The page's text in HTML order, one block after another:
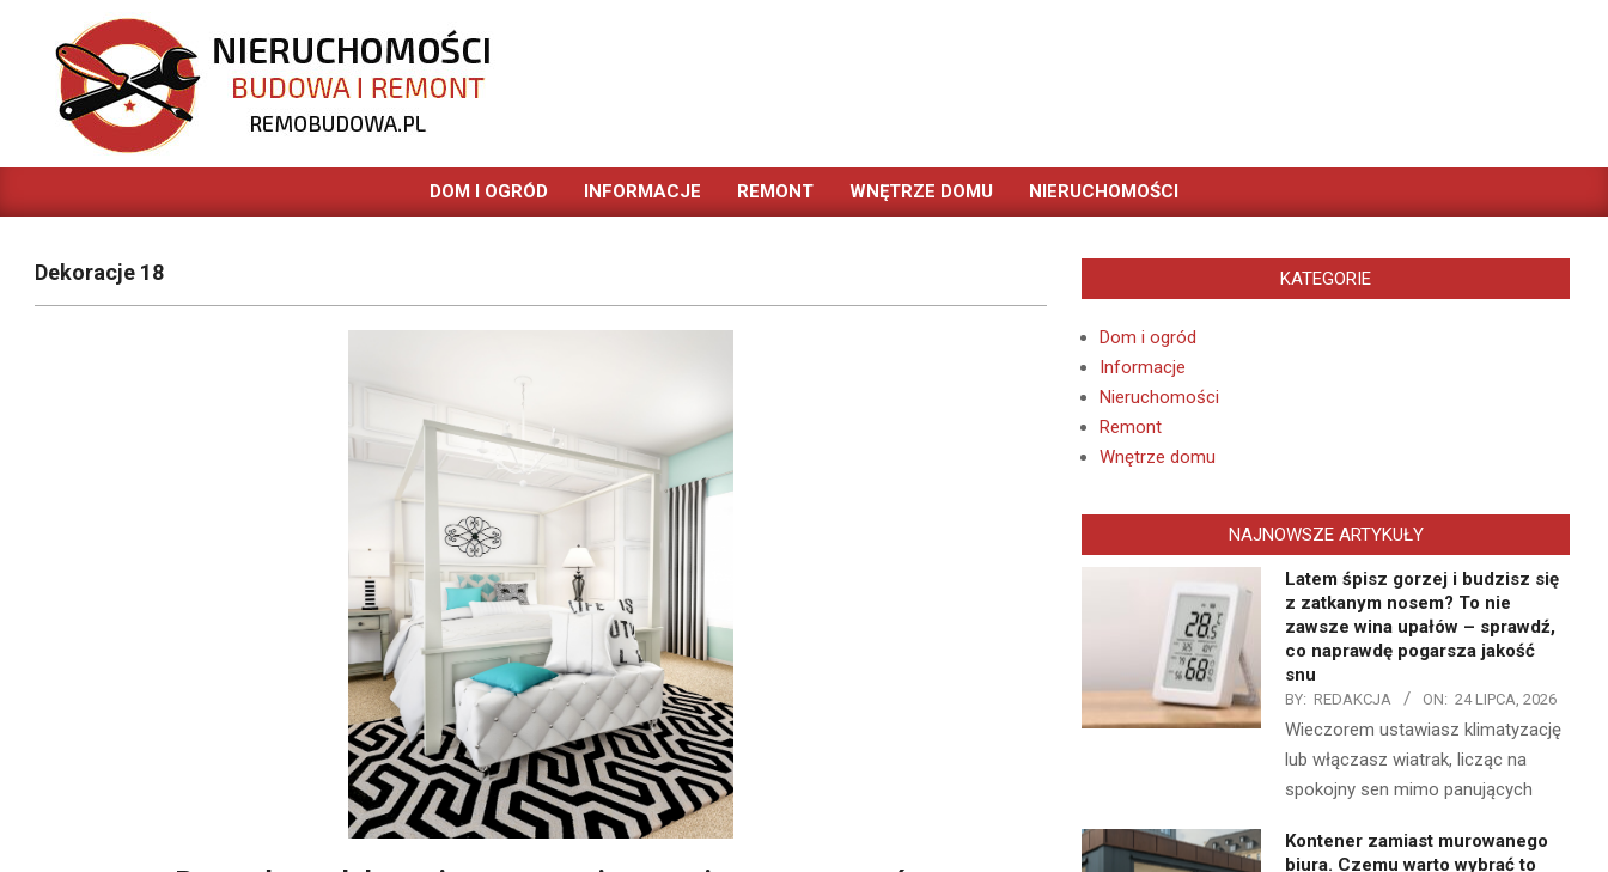
content
REMOBUDOWA.PL
Primary
DOM I OGRÓD INFORMACJE REMONT WNĘTRZE DOMU NIERUCHOMOŚCI
Dekoracje 18 KATEGORIE
Dom i ogród
Informacje
Nieruchomości
Remont
Wnętrze domu
NAJNOWSZE ARTYKUŁY
Latem śpisz gorzej i budzisz się
z zatkanym nosem? To nie
zawsze wina upałów – sprawdź,
co naprawdę pogarsza jakość
snu
BY: REDAKCJA ON: 24 LIPCA, 2026
Wieczorem ustawiasz klimatyzację
lub włączasz wiatrak, licząc na
spokojny sen mimo panujących
Kontener zamiast murowanego
biura. Czemu warto wybrać to